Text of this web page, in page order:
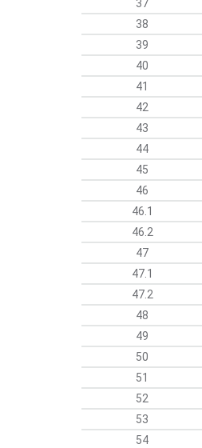
37
38
39
40
41
42
43
44
45
46
46.1
46.2
47
47.1
47.2
48
49
50
51
52
53
54